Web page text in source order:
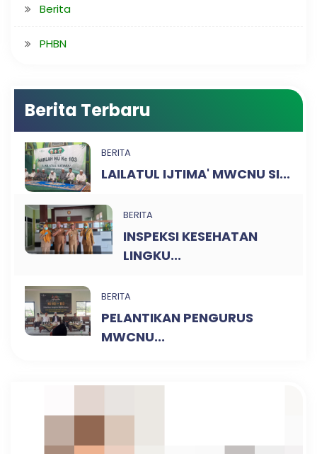
Berita
PHBN
Berita Terbaru
BERITA
LAILATUL IJTIMA' MWCNU SI...
BERITA
INSPEKSI KESEHATAN
LINGKU...
BERITA
PELANTIKAN PENGURUS
MWCNU...